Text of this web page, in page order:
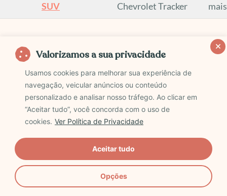
Valorizamos a sua privacidade
Usamos cookies para melhorar sua experiência de
navegação, veicular anúncios ou conteúdo
personalizado e analisar nosso tráfego. Ao clicar em
“Aceitar tudo”, você concorda com o uso de
cookies. Ver Política de Privacidade
Opções
Aceitar tudo
SUV Chevrolet Tracker
de 2026, pesquisa realizada em 13/03/2026, com
retirada no aeroporto de Mendoza.
Pesquise os preços atualizados e compare locadoras
para alugar carro em Mendoza
As principais empresas que oferecem
alugar carro em Mendoza são: Alamo,